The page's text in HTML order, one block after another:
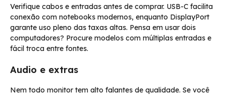
Verifique cabos e entradas antes de comprar. USB-C facilita
conexão com notebooks modernos, enquanto DisplayPort
garante uso pleno das taxas altas. Pensa em usar dois
computadores? Procure modelos com múltiplas entradas e
fácil troca entre fontes.
Audio e extras
Nem todo monitor tem alto falantes de qualidade. Se você